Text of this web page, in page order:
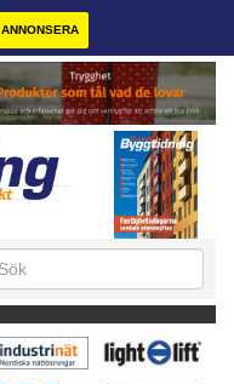
ANNONSERA